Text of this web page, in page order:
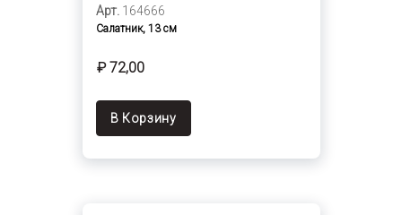
Арт. 164666
Салатник, 13 см
₽ 72,00
В Корзину